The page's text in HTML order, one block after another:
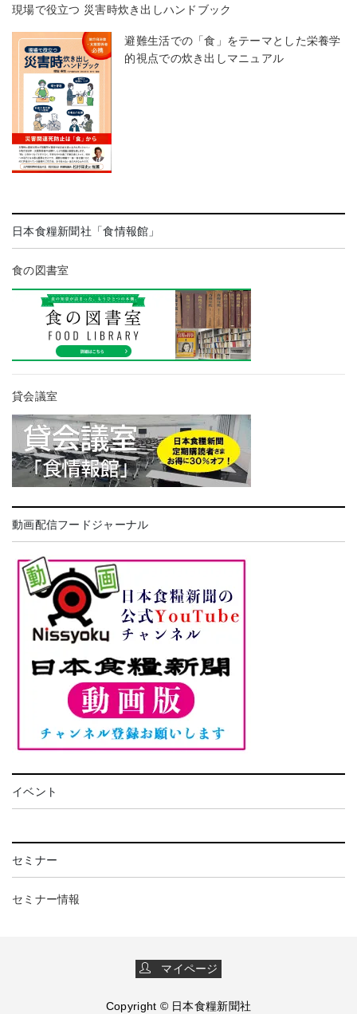
現場で役立つ 災害時炊き出しハンドブック
避難生活での「食」をテーマとした栄養学
的視点での炊き出しマニュアル
日本食糧新聞社「食情報館」
食の図書室
貸会議室
動画配信フードジャーナル
イベント
セミナー
セミナー情報
マイページ
Copyright © 日本食糧新聞社